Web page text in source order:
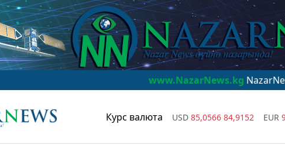
www.NazarNews.kgNazarNews - дүйнө
Курс валюта USD 85,0566 84,9152 EUR